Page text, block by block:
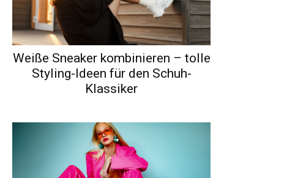
Weiße Sneaker kombinieren – tolle
Styling-Ideen für den Schuh-
Klassiker